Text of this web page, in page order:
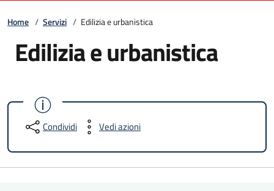
Home / Servizi / Edilizia e urbanistica
Edilizia e urbanistica
Condividi Vedi azioni